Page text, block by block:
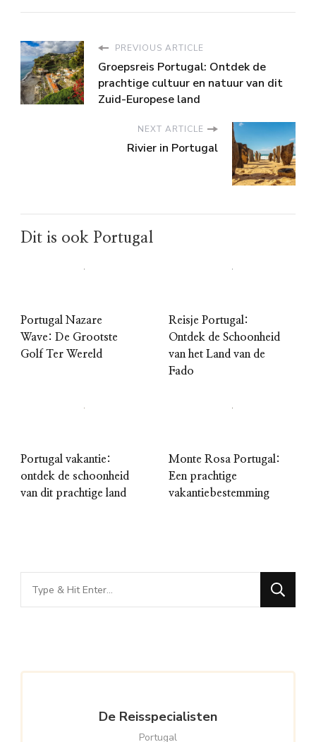
PREVIOUS ARTICLE
Groepsreis Portugal: Ontdek de
prachtige cultuur en natuur van dit
Zuid-Europese land
NEXT ARTICLE
Rivier in Portugal
Dit is ook Portugal
Portugal Nazare
Wave: De Grootste
Golf Ter Wereld
Reisje Portugal:
Ontdek de Schoonheid
van het Land van de
Fado
Portugal vakantie:
ontdek de schoonheid
van dit prachtige land
Monte Rosa Portugal:
Een prachtige
vakantiebestemming
Looking
for
De Reisspecialisten
Portugal